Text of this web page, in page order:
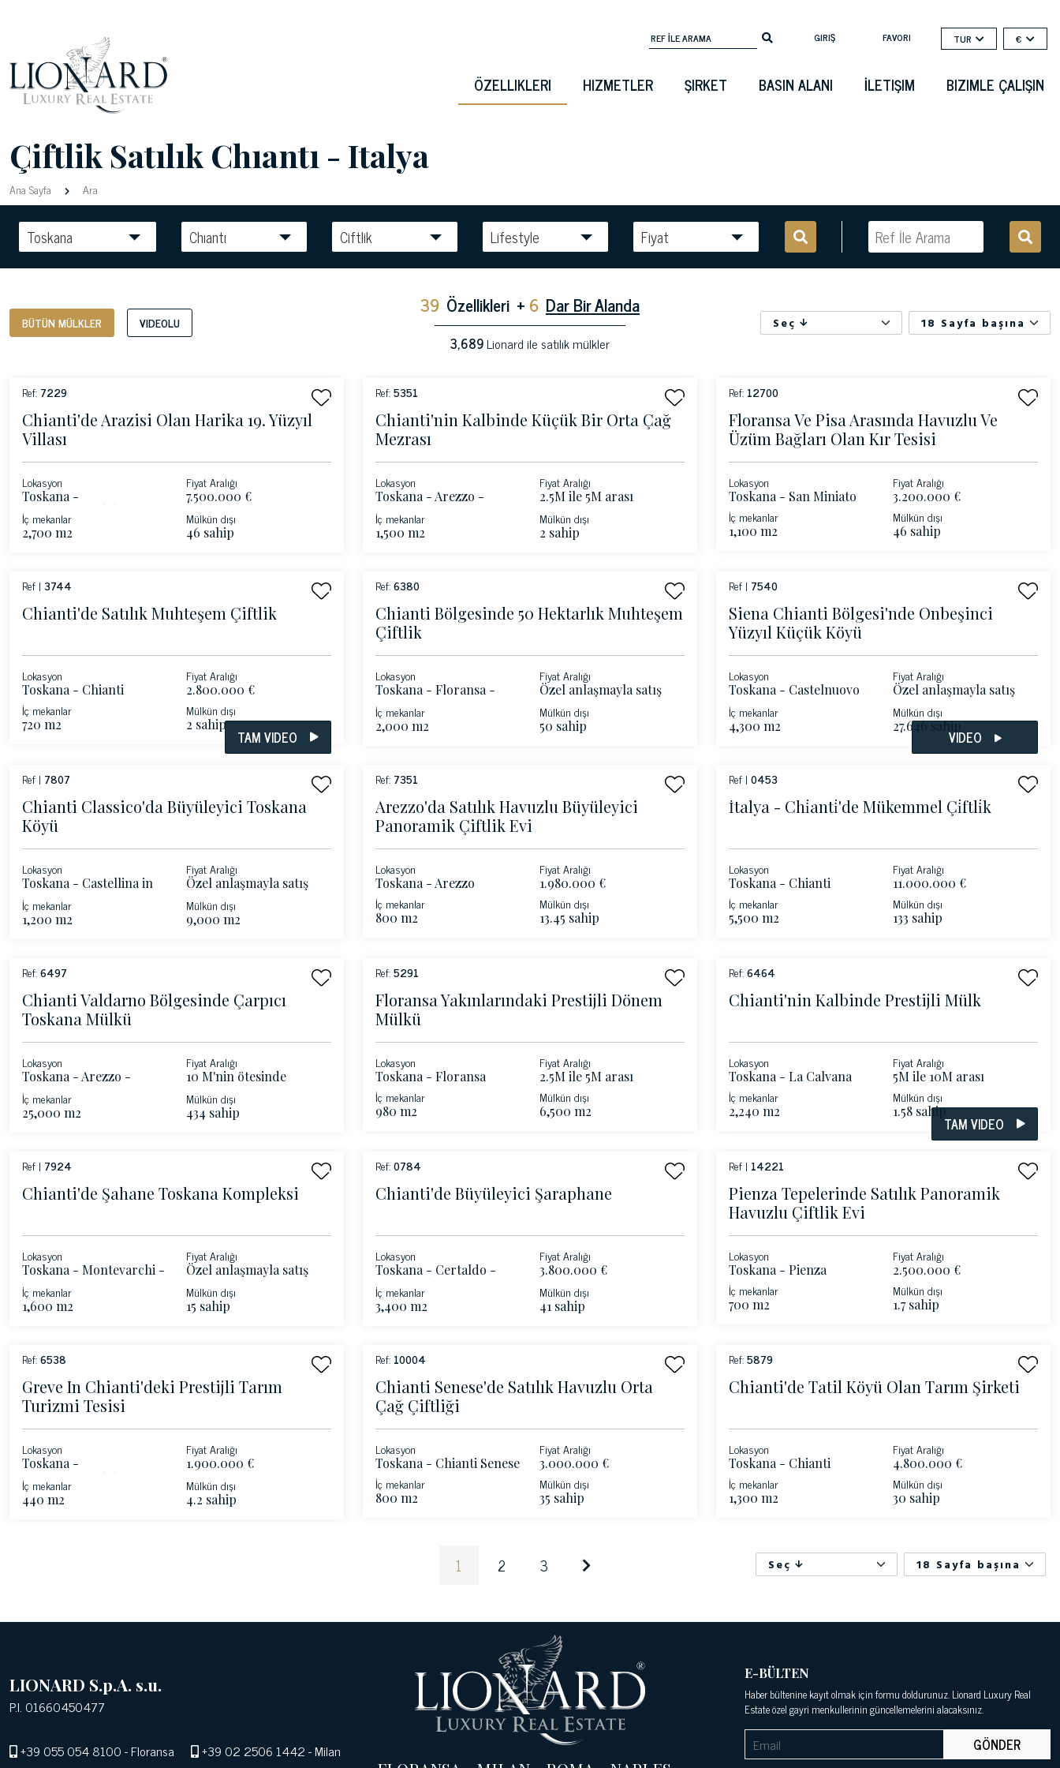
GIRIŞ FAVORI TUR €
ÖZELLIKLERI HIZMETLER ŞIRKET BASIN ALANI İLETIŞIM BIZIMLE ÇALIŞIN
Çiftlik Satılık Chıantı - Italya
Ana Sayfa Ara
Toskana Chıantı Ciftlik Lifestyle Fiyat
BÜTÜN MÜLKLER VIDEOLU
39 Özellikleri + 6 Dar Bir Alanda
3,689Lionard ile satılık mülkler
Seç 18 Sayfa başına
Ref: 7229
Chianti'de Arazisi Olan Harika 19. Yüzyıl
Villası
Lokasyon
Toskana -
Chianti&#39;deki
Castellina
Fiyat Aralığı
7.500.000 €
İç mekanlar
2,700 m2
Mülkün dışı
46 sahip
Ref:5351
Chianti'nin Kalbinde Küçük Bir Orta Çağ
Mezrası
Lokasyon
Toskana - Arezzo -
Chianti
Fiyat Aralığı
2.5M ile 5M arası
İç mekanlar
1,500 m2
Mülkün dışı
2 sahip
Ref: 12700
Floransa Ve Pisa Arasında Havuzlu Ve
Üzüm Bağları Olan Kır Tesisi
Lokasyon
Toskana - San Miniato
Fiyat Aralığı
3.200.000 €
İç mekanlar
1,100 m2
Mülkün dışı
46 sahip
Ref | 3744
Chianti'de Satılık Muhteşem Çiftlik
Lokasyon
Toskana - Chianti
Fiyat Aralığı
2.800.000 €
İç mekanlar
720 m2
Mülkün dışı
2 sahip
Ref:6380
Chianti Bölgesinde 50 Hektarlık Muhteşem
Çiftlik
Lokasyon
Toskana - Floransa -
Chianti
Fiyat Aralığı
Özel anlaşmayla satış
İç mekanlar
2,000 m2
Mülkün dışı
50 sahip
Ref | 7540
Siena Chianti Bölgesi'nde Onbeşinci
Yüzyıl Küçük Köyü
Lokasyon
Toskana - Castelnuovo
Berardenga
Fiyat Aralığı
Özel anlaşmayla satış
İç mekanlar
4,300 m2
Mülkün dışı
27.646 sahip
TAM VIDEO
Ref | 7807
Chianti Classico'da Büyüleyici Toskana
Köyü
Lokasyon
Toskana - Castellina in
Chianti
Fiyat Aralığı
Özel anlaşmayla satış
İç mekanlar
1,200 m2
Mülkün dışı
9,000 m2
Ref: 7351
Arezzo'da Satılık Havuzlu Büyüleyici
Panoramik Çiftlik Evi
Lokasyon
Toskana - Arezzo
Fiyat Aralığı
1.980.000 €
İç mekanlar
800 m2
Mülkün dışı
13.45 sahip
VIDEO
Ref | 0453
İtalya - Chi̇anti̇'de Mükemmel Çi̇ftli̇k
Lokasyon
Toskana - Chianti
Fiyat Aralığı
11.000.000 €
İç mekanlar
5,500 m2
Mülkün dışı
133 sahip
Ref:6497
Chianti Valdarno Bölgesinde Çarpıcı
Toskana Mülkü
Lokasyon
Toskana - Arezzo -
Chianti
Fiyat Aralığı
10 M'nin ötesinde
İç mekanlar
25,000 m2
Mülkün dışı
434 sahip
Ref:5291
Floransa Yakınlarındaki Prestijli Dönem
Mülkü
Lokasyon
Toskana - Floransa
Fiyat Aralığı
2.5M ile 5M arası
İç mekanlar
980 m2
Mülkün dışı
6,500 m2
Ref:6464
Chianti'nin Kalbinde Prestijli Mülk
Lokasyon
Toskana - La Calvana
Fiyat Aralığı
5M ile 10M arası
İç mekanlar
2,240 m2
Mülkün dışı
1.58 sahip
Ref | 7924
Chianti'de Şahane Toskana Kompleksi
Lokasyon
Toskana - Montevarchi -
Chianti
Fiyat Aralığı
Özel anlaşmayla satış
İç mekanlar
1,600 m2
Mülkün dışı
15 sahip
Ref:0784
Chianti'de Büyüleyici Şaraphane
Lokasyon
Toskana - Certaldo -
Chianti Florentine
Tepeleri
Fiyat Aralığı
3.800.000 €
İç mekanlar
3,400 m2
Mülkün dışı
41 sahip
TAM VIDEO
Ref | 14221
Pienza Tepelerinde Satılık Panoramik
Havuzlu Çiftlik Evi
Lokasyon
Toskana - Pienza
Fiyat Aralığı
2.500.000 €
İç mekanlar
700 m2
Mülkün dışı
1.7 sahip
Ref:6538
Greve In Chianti'deki Prestijli Tarım
Turizmi Tesisi
Lokasyon
Toskana -
Chianti&#39;deki Greve
Fiyat Aralığı
1.900.000 €
İç mekanlar
440 m2
Mülkün dışı
4.2 sahip
Ref: 10004
Chianti Senese'de Satılık Havuzlu Orta
Çağ Çiftliği
Lokasyon
Toskana - Chianti Senese
Fiyat Aralığı
3.000.000 €
İç mekanlar
800 m2
Mülkün dışı
35 sahip
Ref:5879
Chianti'de Tatil Köyü Olan Tarım Şirketi
Lokasyon
Toskana - Chianti
Fiyat Aralığı
4.800.000 €
İç mekanlar
1,300 m2
Mülkün dışı
30 sahip
1 2 3 Seç 18 Sayfa başına
LIONARD S.p.A. s.u.
P.I. 01660450477
+39 055 054 8100- Floransa +39 02 2506 1442- Milan
E-BÜLTEN
Haber bültenine kayıt olmak için formu doldurunuz. Lionard Luxury Real
Estate özel gayri menkullerinin güncellemelerini alacaksınız.
GÖNDER